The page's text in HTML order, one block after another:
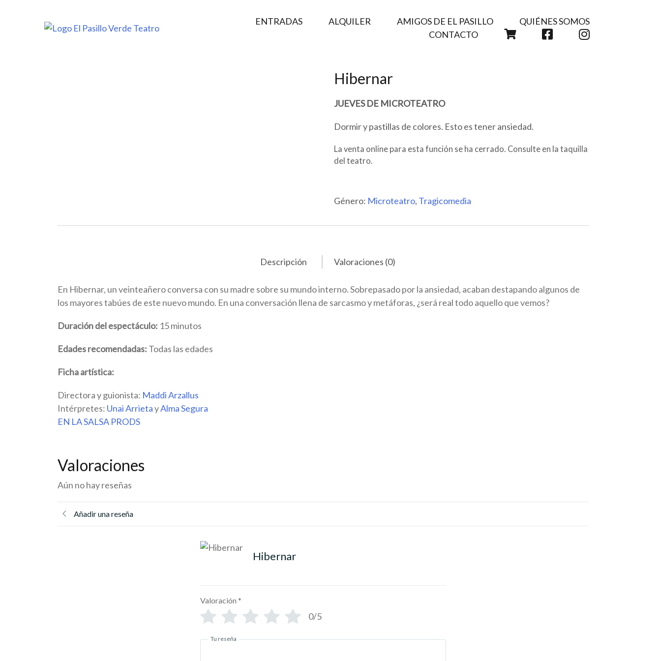
ENTRADAS ALQUILER AMIGOS DE EL PASILLO
QUIÉNES SOMOS
CONTACTO
CARRITO FACEBOOKINSTAGRAM
Hibernar
JUEVES DE MICROTEATRO
Dormir y pastillas de colores. Esto es tener ansiedad.
La venta online para esta función se ha cerrado. Consulte en la taquilla
del teatro.
Género: Microteatro, Tragicomedia
Descripción Valoraciones (0)
En Hibernar, un veinteañero conversa con su madre sobre su mundo interno. Sobrepasado por la ansiedad, acaban destapando algunos de
los mayores tabúes de este nuevo mundo. En una conversación llena de sarcasmo y metáforas, ¿será real todo aquello que vemos?
Duración del espectáculo: 15 minutos
Edades recomendadas: Todas las edades
Ficha artística:
Directora y guionista: Maddi Arzallus
Intérpretes: Unai ArrietayAlma Segura
EN LA SALSA PRODS
Valoraciones
Aún no hay reseñas
Añadir una reseña
Hibernar
Valoración *
0/5
Tu reseña